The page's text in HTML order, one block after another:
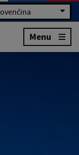
Menu